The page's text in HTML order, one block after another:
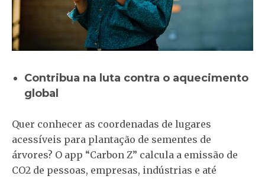
Contribua na luta contra o aquecimento
global
Quer conhecer as coordenadas de lugares
acessíveis para plantação de sementes de
árvores? O app “Carbon Z” calcula a emissão de
CO2 de pessoas, empresas, indústrias e até